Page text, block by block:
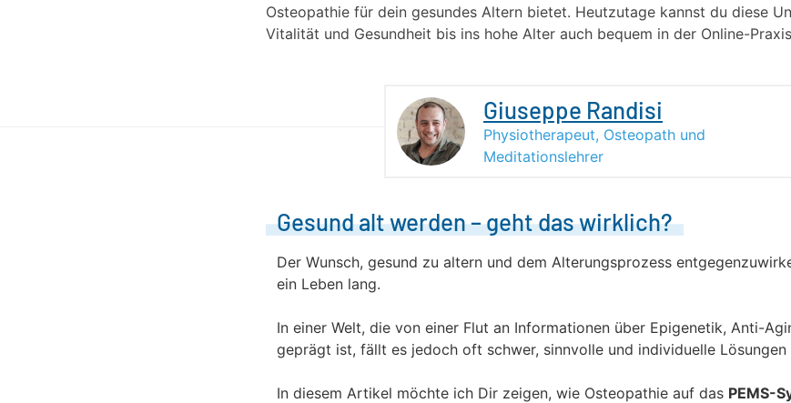
Osteopathie für dein gesundes Altern bietet. Heutzutage kannst du diese
Vitalität und Gesundheit bis ins hohe Alter auch bequem in der Online-
Giuseppe Randisi
Physiotherapeut, Osteopath und
Meditationslehrer
Gesund alt werden – geht das wirklich?
Der Wunsch, gesund zu altern und dem Alterungsprozess
ein Leben lang.
In einer Welt, die von einer Flut an Informationen über Epigenetik, Anti-
geprägt ist, fällt es jedoch oft schwer, sinnvolle und individuelle Lösungen
In diesem Artikel möchte ich Dir zeigen, wie Osteopathie auf das PEMS-